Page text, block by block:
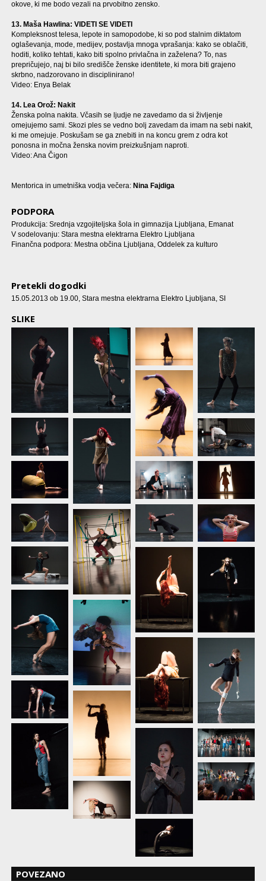
okove, ki me bodo vezali na prvobitno zensko.
13. Maša Hawlina: VIDETI SE VIDETI
Kompleksnost telesa, lepote in samopodobe, ki so pod stalnim diktatom
oglaševanja, mode, medijev, postavlja mnoga vprašanja: kako se oblačiti,
hoditi, koliko tehtati, kako biti spolno privlačna in zaželena? To, nas
prepričujejo, naj bi bilo središče ženske identitete, ki mora biti grajeno
skrbno, nadzorovano in disciplinirano!
Video: Enya Belak
14. Lea Orož: Nakit
Ženska polna nakita. Včasih se ljudje ne zavedamo da si življenje
omejujemo sami. Skozi ples se vedno bolj zavedam da imam na sebi nakit,
ki me omejuje. Poskušam se ga znebiti in na koncu grem z odra kot
ponosna in močna ženska novim preizkušnjam naproti.
Video: Ana Čigon
Mentorica in umetniška vodja večera: Nina Fajdiga
PODPORA
Produkcija: Srednja vzgojiteljska šola in gimnazija Ljubljana, Emanat
V sodelovanju: Stara mestna elektrarna Elektro Ljubljana
Finančna podpora: Mestna občina Ljubljana, Oddelek za kulturo
Pretekli dogodki
15.05.2013 ob 19.00, Stara mestna elektrarna Elektro Ljubljana, SI
SLIKE
POVEZANO